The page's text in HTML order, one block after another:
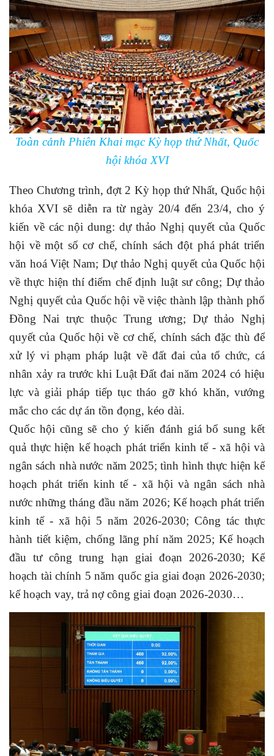
Toàn cảnh Phiên Khai mạc Kỳ họp thứ Nhất, Quốc
hội khóa XVI
Theo Chương trình, đợt 2 Kỳ họp thứ Nhất, Quốc hội
khóa XVI sẽ diễn ra từ ngày 20/4 đến 23/4, cho ý
kiến về các nội dung: dự thảo Nghị quyết của Quốc
hội về một số cơ chế, chính sách đột phá phát triển
văn hoá Việt Nam; Dự thảo Nghị quyết của Quốc hội
về thực hiện thí điểm chế định luật sư công; Dự thảo
Nghị quyết của Quốc hội về việc thành lập thành phố
Đồng Nai trực thuộc Trung ương; Dự thảo Nghị
quyết của Quốc hội về cơ chế, chính sách đặc thù để
xử lý vi phạm pháp luật về đất đai của tổ chức, cá
nhân xảy ra trước khi Luật Đất đai năm 2024 có hiệu
lực và giải pháp tiếp tục tháo gỡ khó khăn, vướng
mắc cho các dự án tồn đọng, kéo dài.
Quốc hội cũng sẽ cho ý kiến đánh giá bổ sung kết
quả thực hiện kế hoạch phát triển kinh tế - xã hội và
ngân sách nhà nước năm 2025; tình hình thực hiện kế
hoạch phát triển kinh tế - xã hội và ngân sách nhà
nước những tháng đầu năm 2026; Kế hoạch phát triển
kinh tế - xã hội 5 năm 2026-2030; Công tác thực
hành tiết kiệm, chống lãng phí năm 2025; Kế hoạch
đầu tư công trung hạn giai đoạn 2026-2030; Kế
hoạch tài chính 5 năm quốc gia giai đoạn 2026-2030;
kế hoạch vay, trả nợ công giai đoạn 2026-2030…